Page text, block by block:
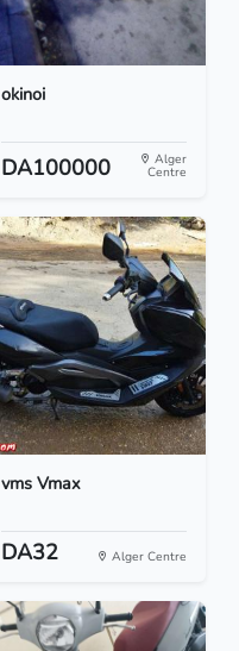
okinoi
DA100000 Alger
Centre
vms Vmax
DA32 Alger Centre